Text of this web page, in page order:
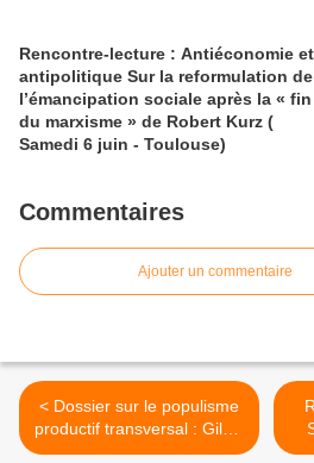
Rencontre-lecture : Antiéconomie et
antipolitique Sur la reformulation de
l’émancipation sociale après la « fin
du marxisme » de Robert Kurz (
Samedi 6 juin - Toulouse)
Commentaires
Ajouter un commentaire
< Dossier sur le populisme
productif transversal : Gilets
jaunes, etc.